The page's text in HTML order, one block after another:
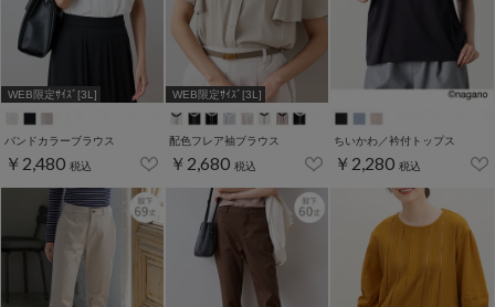
WEB限定ｻｲｽﾞ[3L]
バンドカラーブラウス
￥2,480 税込
WEB限定ｻｲｽﾞ[3L]
配色フレア袖ブラウス
￥2,680 税込
ちいかわ／衿付トップス
￥2,280 税込